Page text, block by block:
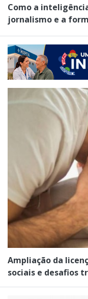
Como a
jornalismo e a
Ampliação da
sociais e desafios